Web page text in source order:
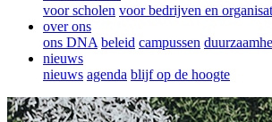
voor scholen voor bedrijven en
over ons
ons DNA beleid campussen
nieuws
nieuws agenda blijf op de hoogte